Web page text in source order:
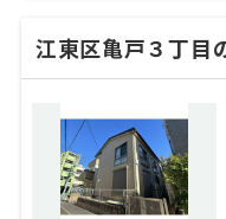
江東区亀戸３丁目